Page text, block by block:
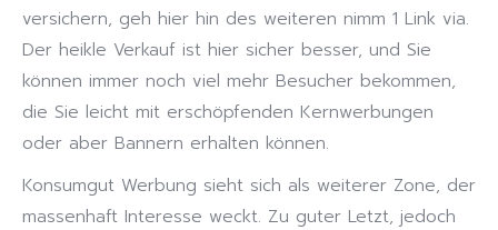
versichern, geh hier hin des weiteren nimm 1 Link via.
Der heikle Verkauf ist hier sicher besser, und Sie
können immer noch viel mehr Besucher bekommen,
die Sie leicht mit erschöpfenden Kernwerbungen
oder aber Bannern erhalten können.
Konsumgut Werbung sieht sich als weiterer Zone, der
massenhaft Interesse weckt. Zu guter Letzt, jedoch